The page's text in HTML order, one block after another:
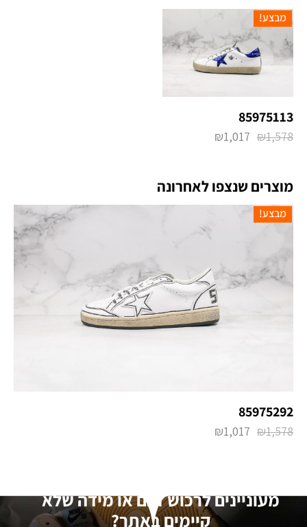
מבצע!
85975113
₪1,578
₪1,017
מוצרים שנצפו לאחרונה
מבצע!
85975292
₪1,578
₪1,017
מעוניינים לרכוש דגם או מידה שלא
קיימים באתר?